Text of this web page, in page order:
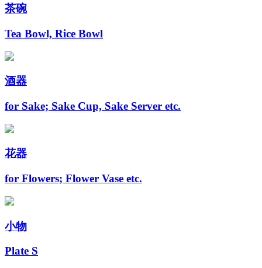
茶碗
Tea Bowl, Rice Bowl
酒器
for Sake; Sake Cup, Sake Server etc.
花器
for Flowers; Flower Vase etc.
小物
Plate S